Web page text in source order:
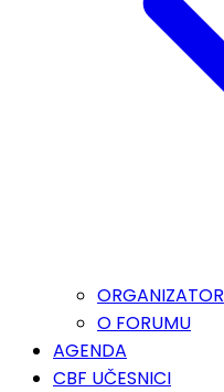
ORGANIZATOR
O FORUMU
AGENDA
CBF UČESNICI